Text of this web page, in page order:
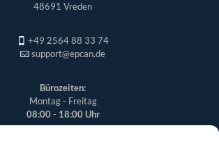
48691 Vreden
+49 2564 88 33 74
support@epcan.de
Bürozeiten:
Montag - Freitag
08:00- 18:00 Uhr